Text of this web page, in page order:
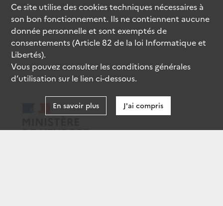
Ce site utilise descookiestechniques nécessaires à
son bon fonctionnement. Ils ne contiennent aucune
donnée personnelle et sont exemptés de
consentements (Article 82 de la loi Informatique et
Libertés).
Vous pouvez consulter les conditions générales
d’utilisation sur le lien ci-dessous.
En savoir plus J'ai compris